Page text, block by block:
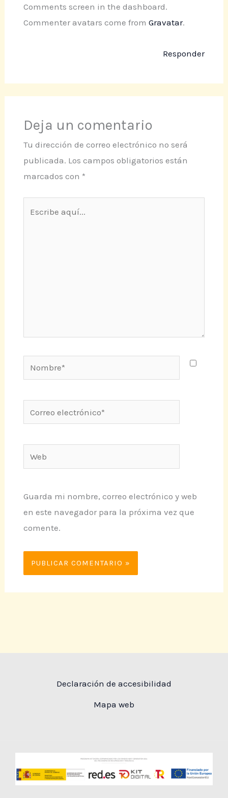
Comments screen in the dashboard.
Commenter avatars come from Gravatar.
Responder
Deja un comentario
Tu dirección de correo electrónico no será
publicada. Los campos obligatorios están
marcados con *
Nombre*
electrónico*
Guarda mi nombre, correo electrónico y web
en este navegador para la próxima vez que
comente.
Declaración de accesibilidad
Mapa web